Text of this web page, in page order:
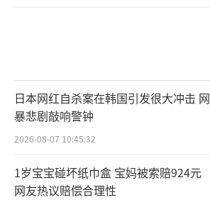
日本网红自杀案在韩国引发很大冲击 网
暴悲剧敲响警钟
2026-08-07 10:45:32
1岁宝宝碰坏纸巾盒 宝妈被索赔924元
网友热议赔偿合理性